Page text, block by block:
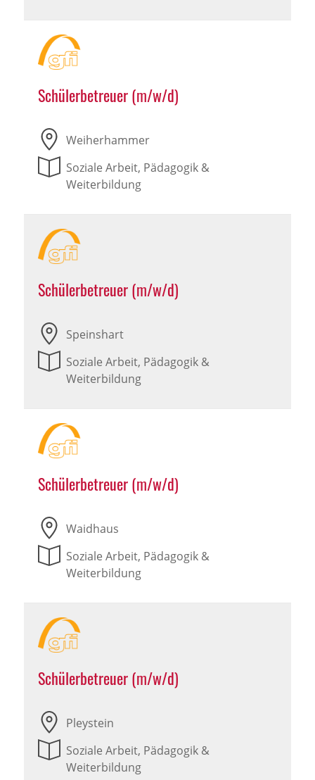
Schülerbetreuer (m/w/d)
Weiherhammer
Soziale Arbeit, Pädagogik &
Weiterbildung
Schülerbetreuer (m/w/d)
Speinshart
Soziale Arbeit, Pädagogik &
Weiterbildung
Schülerbetreuer (m/w/d)
Waidhaus
Soziale Arbeit, Pädagogik &
Weiterbildung
Schülerbetreuer (m/w/d)
Pleystein
Soziale Arbeit, Pädagogik &
Weiterbildung